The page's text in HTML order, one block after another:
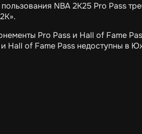
NBA 2K25 Pro Pass
Pro Pass и Hall of Fame
и Hall of Fame Pass недоступны в